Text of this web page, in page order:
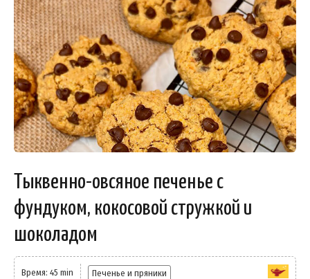
Тыквенно-овсяное печенье с
фундуком, кокосовой стружкой и
шоколадом
Время: 45 min Печенье и пряники